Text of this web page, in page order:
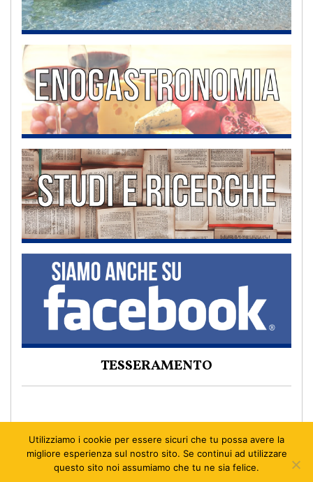
TESSERAMENTO
Utilizziamo i cookie per essere sicuri che tu possa avere la
migliore esperienza sul nostro sito. Se continui ad utilizzare
questo sito noi assumiamo che tu ne sia felice.